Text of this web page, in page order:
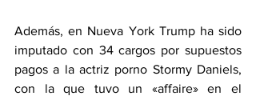
Además, en Nueva York Trump ha sido
imputado con 34 cargos por supuestos
pagos a la actriz porno Stormy Daniels,
con la que tuvo un «affaire» en el